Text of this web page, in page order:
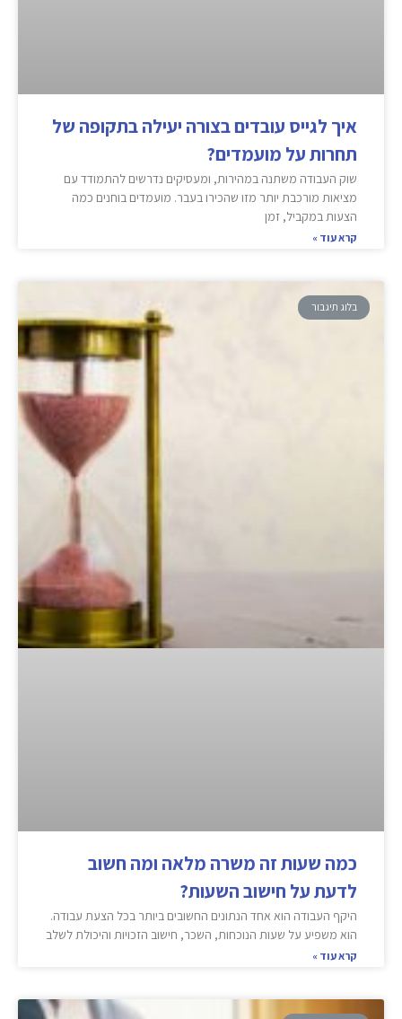
איך לגייס עובדים בצורה יעילה בתקופה של
תחרות על מועמדים?
שוק העבודה משתנה במהירות, ומעסיקים נדרשים להתמודד עם
מציאות מורכבת יותר מזו שהכירו בעבר. מועמדים בוחנים כמה
הצעות במקביל, זמן
קרא עוד »
בלוג תיגבור
כמה שעות זה משרה מלאה ומה חשוב
לדעת על חישוב השעות?
היקף העבודה הוא אחד הנתונים החשובים ביותר בכל הצעת עבודה.
הוא משפיע על שעות הנוכחות, השכר, חישוב הזכויות והיכולת לשלב
קרא עוד »